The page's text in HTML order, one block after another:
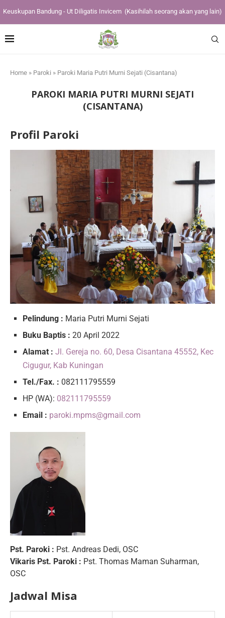
Keuskupan Bandung - Ut Diligatis Invicem (Kasihilah seorang akan yang lain)
Home » Paroki » Paroki Maria Putri Murni Sejati (Cisantana)
PAROKI MARIA PUTRI MURNI SEJATI
(CISANTANA)
Profil Paroki
Pelindung : Maria Putri Murni Sejati
Buku Baptis : 20 April 2022
Alamat : Jl. Gereja no. 60, Desa Cisantana 45552, Kec
Cigugur, Kab Kuningan
Tel./Fax. : 082111795559
HP (WA): 082111795559
Email : paroki.mpms@gmail.com
Pst. Paroki : Pst. Andreas Dedi, OSC
Vikaris Pst. Paroki : Pst. Thomas Maman Suharman,
OSC
Jadwal Misa